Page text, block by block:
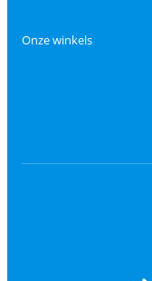
Onze winkels